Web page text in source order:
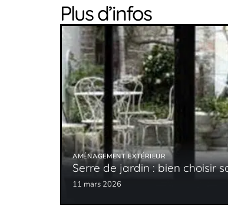
Plus d’infos
AMÉNAGEMENT EXTÉRIEUR
Serre de jardin : bien choisir
11 mars 2026